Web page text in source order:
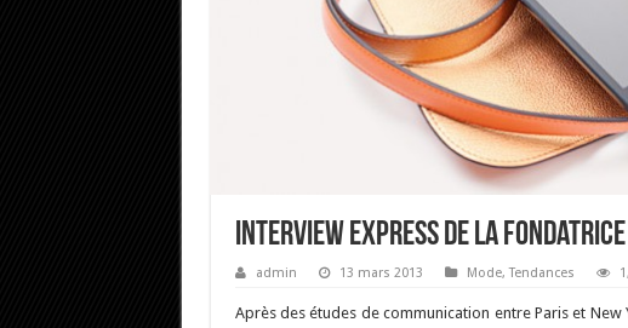
Interview express de la
admin 13 mars 2013 Mode,Tendances
Après des études de communication entre Paris et